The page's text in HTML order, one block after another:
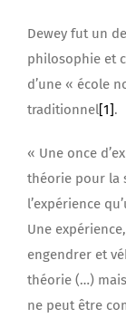
Dewey fut un
philosophie et
d’une « école
traditionnel[1] .
« Une once
théorie pour la
l’expérience
Une
engendrer et
théorie (…)
ne peut être